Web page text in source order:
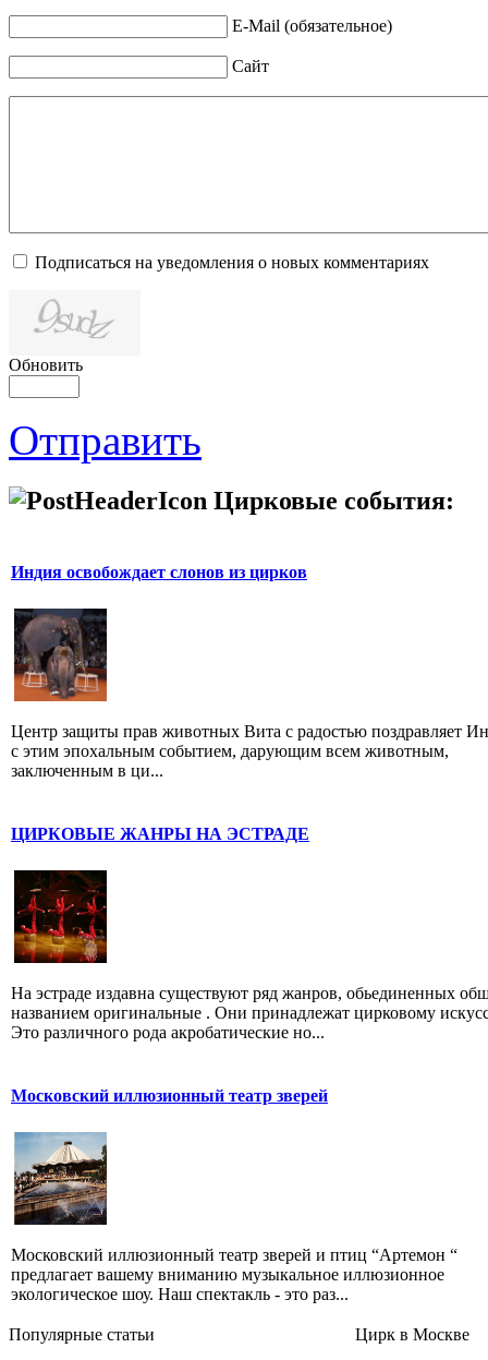
E-Mail (обязательное)
Сайт
Подписаться на уведомления о новых комментариях
Обновить
Отправить
Цирковые события:
Индия освобождает слонов из цирков
Центр защиты прав животных Вита с радостью поздравляет
с этим эпохальным событием, дарующим всем животным,
заключенным в ци...
ЦИРКОВЫЕ ЖАНРЫ НА ЭСТРАДЕ
На эстраде издавна существуют ряд жанров, обьединенных
названием оригинальные . Они принадлежат цирковому
Это различного рода акробатические но...
Московский иллюзионный театр зверей
Московский иллюзионный театр зверей и птиц “Артемон “
предлагает вашему вниманию музыкальное иллюзионное
экологическое шоу. Наш спектакль - это раз...
Популярные cтатьи
Цирк в Москве